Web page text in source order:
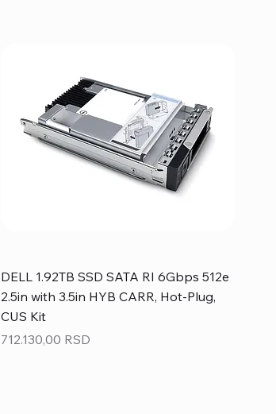
DELL 1.92TB SSD SATA RI 6Gbps 512e
2.5in with 3.5in HYB CARR, Hot-Plug,
CUS Kit
Price
712.130,00 RSD